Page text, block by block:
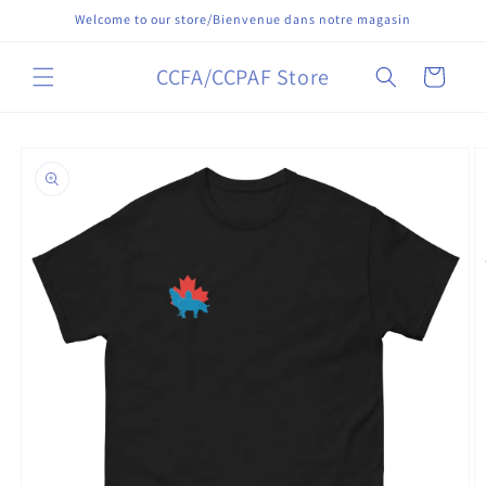
Skip toWelcome to our store/Bienvenue dans notre magasin
CCFA/CCPAF Store Cart
information